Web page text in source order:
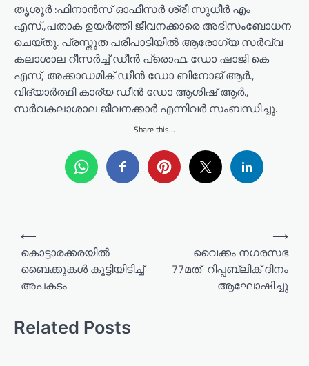
തൃശൂർ :ഫിനാൻസ് ഓഫീസർ ശ്രീ സുധീർ എം
എസ്.,പതാക ഉയർത്തി ജീവനക്കാരെ അഭിസംബോധന
ചെയ്തു. പ്രസ്തുത പരിപാടിയിൽ ആരോഗ്യ സർവ്വ
കലാശാല റീസർച്ച് ഡീൻ പ്രൊഫ. ഡോ ഷാജി കെ
എസ്, അക്കാഡമിക് ഡീൻ ഡോ ബിനോജ് ആർ.,
വിദ്യാർത്ഥി കാര്യ ഡീൻ ഡോ ആശിഷ് ആർ.,
സർവകലാശാല ജീവനക്കാർ എന്നിവർ സംബന്ധിച്ചു.
Share this...
n
a
⟵
കൊട്ടാരക്കരയില്‍
ബൈക്കുകള്‍ കൂട്ടിയിടിച്ച്
അപകടം
വൈക്കം നഗരസഭ
77മത് റിപ്പബ്ലിക് ദിനം
ആഘോഷിച്ചു
⟶
Related Posts